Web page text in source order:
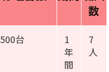
数
500台
1
年
間
7
人